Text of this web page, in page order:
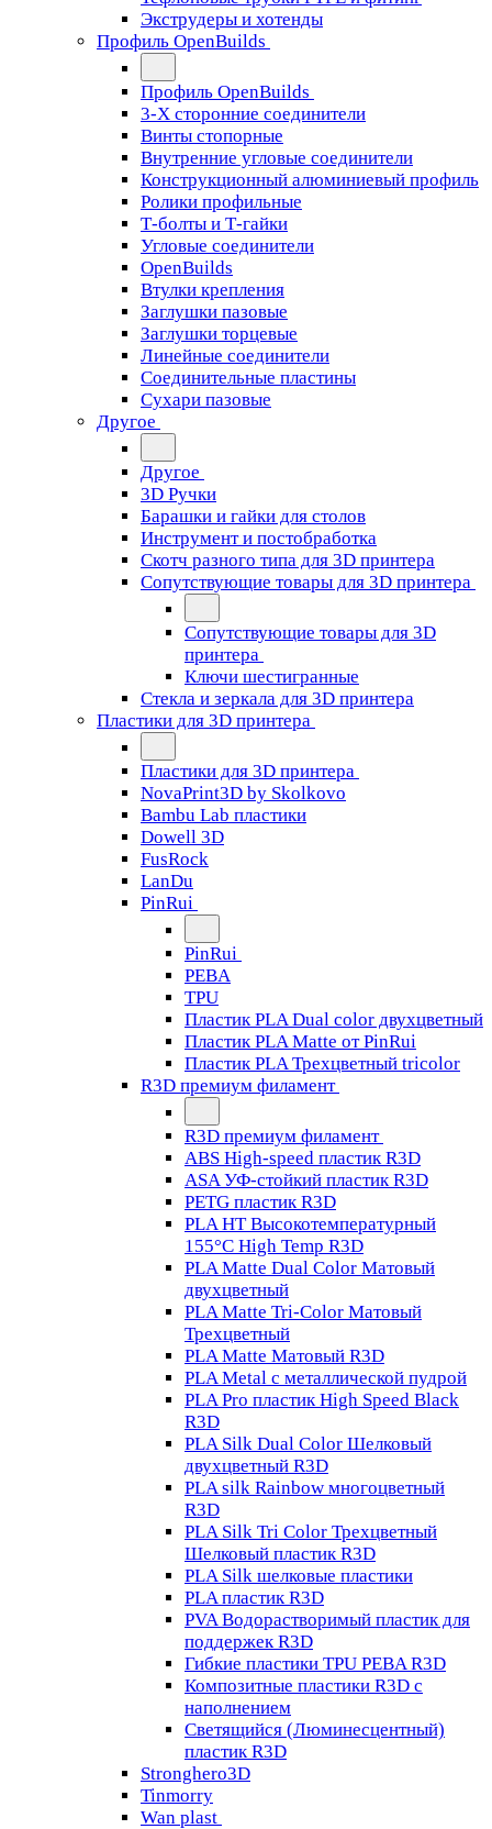
Экструдеры и хотенды
Профиль OpenBuilds
Профиль OpenBuilds
3-Х сторонние соединители
Винты стопорные
Внутренние угловые соединители
Конструкционный алюминиевый профиль
Ролики профильные
Т-болты и Т-гайки
Угловые соединители
OpenBuilds
Втулки крепления
Заглушки пазовые
Заглушки торцевые
Линейные соединители
Соединительные пластины
Сухари пазовые
Другое
Другое
3D Ручки
Барашки и гайки для столов
Инструмент и постобработка
Скотч разного типа для 3D принтера
Сопутствующие товары для 3D принтера
Сопутствующие товары для 3D
принтера
Ключи шестигранные
Стекла и зеркала для 3D принтера
Пластики для 3D принтера
Пластики для 3D принтера
NovaPrint3D by Skolkovo
Bambu Lab пластики
Dowell 3D
FusRock
LanDu
PinRui
PinRui
PEBA
TPU
Пластик PLA Dual color двухцветный
Пластик PLA Matte от PinRui
Пластик PLA Трехцветный tricolor
R3D премиум филамент
R3D премиум филамент
ABS High-speed пластик R3D
ASA УФ-стойкий пластик R3D
PETG пластик R3D
PLA HT Высокотемпературный
155°C High Temp R3D
PLA Matte Dual Color Матовый
двухцветный
PLA Matte Tri-Color Матовый
Трехцветный
PLA Matte Матовый R3D
PLA Metal с металлической пудрой
PLA Pro пластик High Speed Black
R3D
PLA Silk Dual Color Шелковый
двухцветный R3D
PLA silk Rainbow многоцветный
R3D
PLA Silk Tri Color Трехцветный
Шелковый пластик R3D
PLA Silk шелковые пластики
PLA пластик R3D
PVA Водорастворимый пластик для
поддержек R3D
Гибкие пластики TPU PEBA R3D
Композитные пластики R3D с
наполнением
Светящийся (Люминесцентный)
пластик R3D
Stronghero3D
Tinmorry
Wan plast